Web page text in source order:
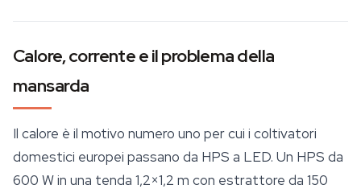
Calore, corrente e il problema della
mansarda
Il calore è il motivo numero uno per cui i coltivatori
domestici europei passano da HPS a LED. Un HPS da
600 W in una tenda 1,2×1,2 m con estrattore da 150